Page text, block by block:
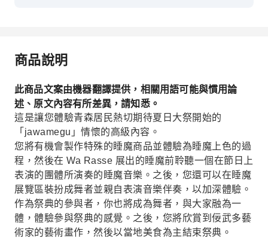
商品說明
此商品文案由機器翻譯提供，相關用語可能與慣用論
述、原文內容有所差異，請知悉。
這是讓您體驗青森居民熱切期待夏日大祭開始的
「jawamegu」情懷的高級內容。
您將有機會製作特殊的睡魔商品並體驗為睡魔上色的過
程，然後在 Wa Rasse 展出的睡魔前聆聽一個在節日上
表演的團體所演奏的睡魔音樂。之後，您還可以在睡魔
展覽區裝扮成舞者並親自表演音樂伴奏，以加深體驗。
作為祭典的參與者，你也將成為舞者，與大家融為一
體，體驗參與祭典的感覺。之後，您將欣賞到佞武多藝
術家的藝術畫作，然後以當地美食為主結束祭典。